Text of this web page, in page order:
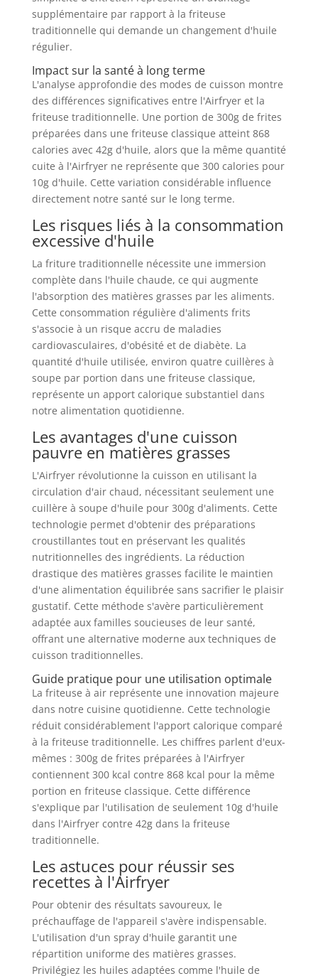
supplémentaire par rapport à la friteuse
traditionnelle qui demande un changement d'huile
régulier.
Impact sur la santé à long terme
L'analyse approfondie des modes de cuisson montre
des différences significatives entre l'Airfryer et la
friteuse traditionnelle. Une portion de 300g de frites
préparées dans une friteuse classique atteint 868
calories avec 42g d'huile, alors que la même quantité
cuite à l'Airfryer ne représente que 300 calories pour
10g d'huile. Cette variation considérable influence
directement notre santé sur le long terme.
Les risques liés à la consommation
excessive d'huile
La friture traditionnelle nécessite une immersion
complète dans l'huile chaude, ce qui augmente
l'absorption des matières grasses par les aliments.
Cette consommation régulière d'aliments frits
s'associe à un risque accru de maladies
cardiovasculaires, d'obésité et de diabète. La
quantité d'huile utilisée, environ quatre cuillères à
soupe par portion dans une friteuse classique,
représente un apport calorique substantiel dans
notre alimentation quotidienne.
Les avantages d'une cuisson
pauvre en matières grasses
L'Airfryer révolutionne la cuisson en utilisant la
circulation d'air chaud, nécessitant seulement une
cuillère à soupe d'huile pour 300g d'aliments. Cette
technologie permet d'obtenir des préparations
croustillantes tout en préservant les qualités
nutritionnelles des ingrédients. La réduction
drastique des matières grasses facilite le maintien
d'une alimentation équilibrée sans sacrifier le plaisir
gustatif. Cette méthode s'avère particulièrement
adaptée aux familles soucieuses de leur santé,
offrant une alternative moderne aux techniques de
cuisson traditionnelles.
Guide pratique pour une utilisation optimale
La friteuse à air représente une innovation majeure
dans notre cuisine quotidienne. Cette technologie
réduit considérablement l'apport calorique comparé
à la friteuse traditionnelle. Les chiffres parlent d'eux-
mêmes : 300g de frites préparées à l'Airfryer
contiennent 300 kcal contre 868 kcal pour la même
portion en friteuse classique. Cette différence
s'explique par l'utilisation de seulement 10g d'huile
dans l'Airfryer contre 42g dans la friteuse
traditionnelle.
Les astuces pour réussir ses
recettes à l'Airfryer
Pour obtenir des résultats savoureux, le
préchauffage de l'appareil s'avère indispensable.
L'utilisation d'un spray d'huile garantit une
répartition uniforme des matières grasses.
Privilégiez les huiles adaptées comme l'huile de